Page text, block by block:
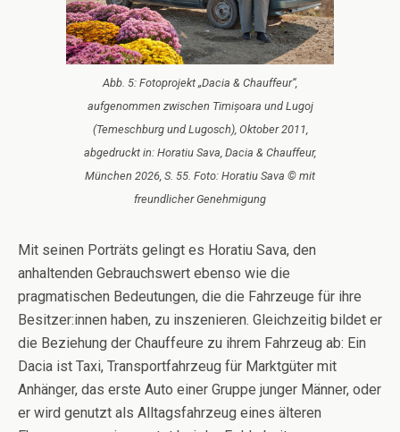
Abb. 5: Fotoprojekt „Dacia & Chauffeur“,
aufgenommen zwischen Timișoara und Lugoj
(Temeschburg und Lugosch), Oktober 2011,
abgedruckt in: Horatiu Sava, Dacia & Chauffeur,
München 2026, S. 55. Foto: Horatiu Sava © mit
freundlicher Genehmigung
Mit seinen Porträts gelingt es Horatiu Sava, den
anhaltenden Gebrauchswert ebenso wie die
pragmatischen Bedeutungen, die die Fahrzeuge für ihre
Besitzer:innen haben, zu inszenieren. Gleichzeitig bildet er
die Beziehung der Chauffeure zu ihrem Fahrzeug ab: Ein
Dacia ist Taxi, Transportfahrzeug für Marktgüter mit
Anhänger, das erste Auto einer Gruppe junger Männer, oder
er wird genutzt als Alltagsfahrzeug eines älteren